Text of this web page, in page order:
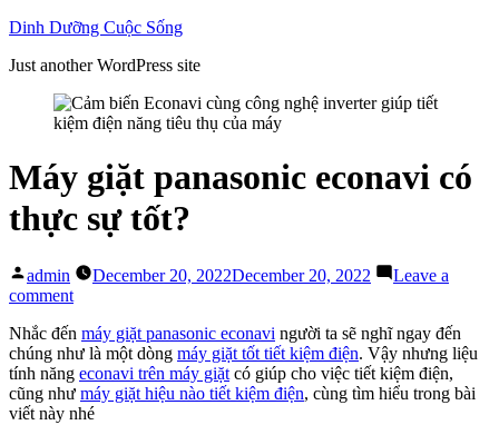
Skip
content
Dinh Dưỡng Cuộc Sống
Just another WordPress site
Máy giặt panasonic econavi có
thực sự tốt?
Posted
by
admin December 20, 2022December 20, 2022
Leave a
commenton
giặt
panasonic
econavi
có
thực
Nhắc đến máy giặt panasonic econavi người ta sẽ nghĩ ngay đến
chúng như là một dòng máy giặt tốt tiết kiệm điện. Vậy nhưng liệu
tính năng econavi trên máy giặt có giúp cho việc tiết kiệm điện,
cũng như máy giặt hiệu nào tiết kiệm điện, cùng tìm hiểu trong bài
viết này nhé